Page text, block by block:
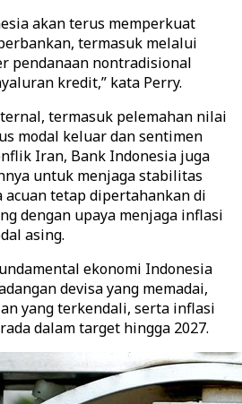
akan terus memperkuat
termasuk melalui
pendanaan nontradisional
kredit,” kata Perry.
termasuk pelemahan nilai
modal keluar dan sentimen
Iran, Bank Indonesia juga
untuk menjaga stabilitas
acuan tetap dipertahankan di
dengan upaya menjaga inflasi
asing.
ekonomi Indonesia
devisa yang memadai,
yang terkendali, serta inflasi
dalam target hingga 2027.